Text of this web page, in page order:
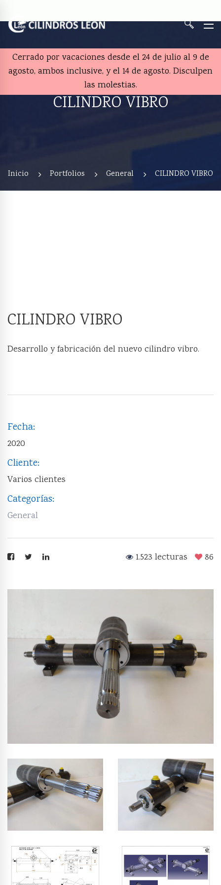
Cerrado por vacaciones desde el 24 de julio al 9 de
agosto, ambos inclusive, y el 14 de agosto. Disculpen
las molestias.
CILINDRO VIBRO
Inicio Portfolios General CILINDRO VIBRO
CILINDRO VIBRO
Desarrollo y fabricación del nuevo cilindro vibro.
Fecha:
2020
Cliente:
Varios clientes
Categorías:
General
86
1.523 lecturas